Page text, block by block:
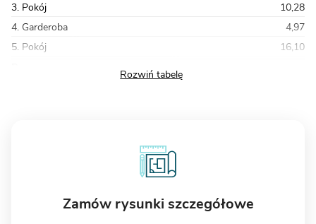
3. Pokój
10,28
4. Garderoba
4,97
5. Pokój
16,10
Zamów rysunki szczegółowe